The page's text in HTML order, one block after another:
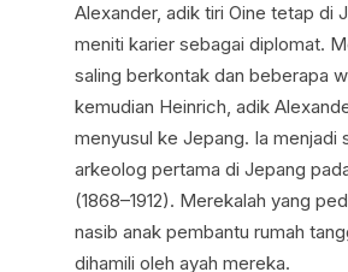
Alexander, adik tiri Oine tetap di
meniti karier sebagai diplomat.
saling berkontak dan beberapa
kemudian Heinrich, adik
menyusul ke Jepang. Ia menjadi
arkeolog pertama di Jepang
(1868–1912). Merekalah yang
nasib anak pembantu rumah
dihamili oleh ayah mereka.